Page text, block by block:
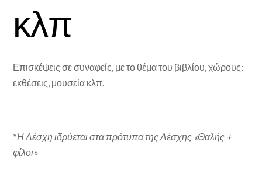
κλπ
Επισκέψεις σε συναφείς, με το θέμα του βιβλίου, χώρους:
εκθέσεις, μουσεία κλπ.
*Η Λέσχη ιδρύεται στα πρότυπα της Λέσχης «Θαλής +
φίλοι»